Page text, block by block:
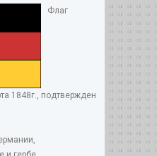
Флаг
1848г., подтвержден